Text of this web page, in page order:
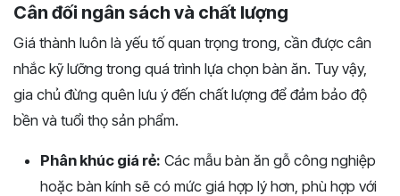
Cân đối ngân sách và chất lượng
Giá thành luôn là yếu tố quan trọng trong, cần được cân
nhắc kỹ lưỡng trong quá trình lựa chọn bàn ăn. Tuy vậy,
gia chủ đừng quên lưu ý đến chất lượng để đảm bảo độ
bền và tuổi thọ sản phẩm.
Phân khúc giá rẻ: Các mẫu bàn ăn gỗ công nghiệp
hoặc bàn kính sẽ có mức giá hợp lý hơn, phù hợp với